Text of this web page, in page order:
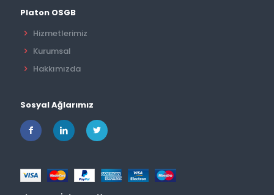
Platon OSGB
Hizmetlerimiz
Kurumsal
Hakkımızda
Sosyal Ağlarımız